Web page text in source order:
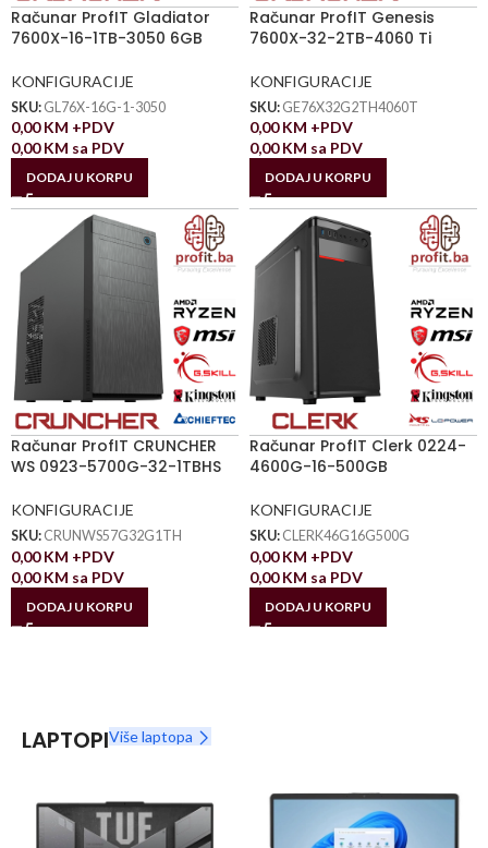
Računar ProfIT Gladiator
7600X-16-1TB-3050 6GB
KONFIGURACIJE
SKU: GL76X-16G-1-3050
0,00KM +PDV
0,00KM sa PDV
DODAJ U KORPU
Računar ProfIT Genesis
7600X-32-2TB-4060 Ti
KONFIGURACIJE
SKU: GE76X32G2TH4060T
0,00KM +PDV
0,00KM sa PDV
DODAJ U KORPU
Računar ProfIT CRUNCHER
WS 0923-5700G-32-1TBHS
KONFIGURACIJE
SKU: CRUNWS57G32G1TH
0,00KM +PDV
0,00KM sa PDV
DODAJ U KORPU
Računar ProfIT Clerk 0224-
4600G-16-500GB
KONFIGURACIJE
SKU: CLERK46G16G500G
0,00KM +PDV
0,00KM sa PDV
DODAJ U KORPU
LAPTOPIViše laptopa